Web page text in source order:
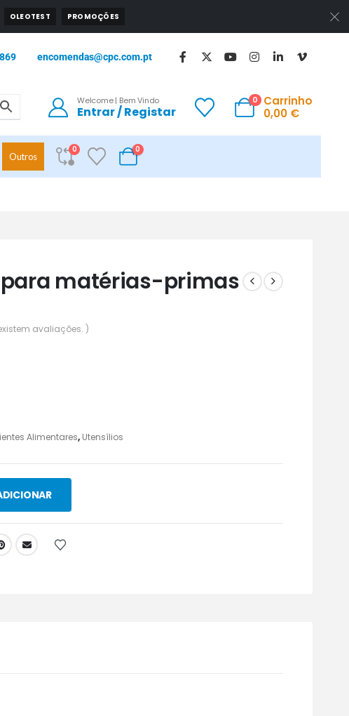
OLEOTEST PROMOÇÕES
encomendas@cpc.com.pt
Welcome | Bem Vindo
Entrar / Registar
0
Carrinho
0,00 €
Outros
0 0
para matérias-primas
avaliações. )
Alimentares, Utensílios